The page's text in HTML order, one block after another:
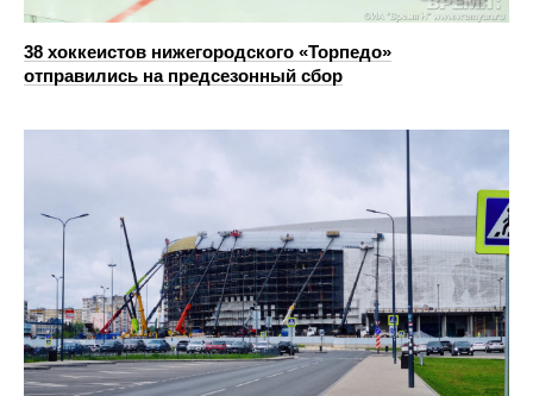
38 хоккеистов нижегородского «Торпедо»
отправились на предсезонный сбор